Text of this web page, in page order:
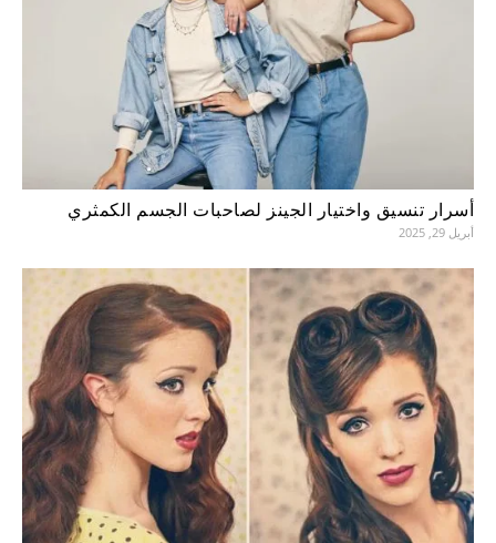
أسرار تنسيق واختيار الجينز لصاحبات الجسم الكمثري
أبريل 29, 2025